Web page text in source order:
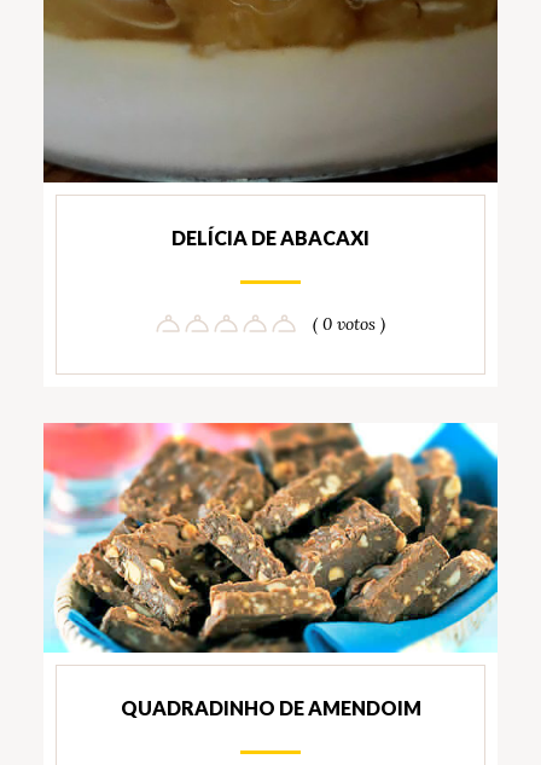
DELÍCIA DE ABACAXI
( 0 votos )
QUADRADINHO DE AMENDOIM